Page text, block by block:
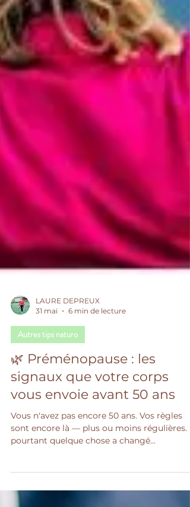
LAURE DEPREUX
31 mai
6 min de lecture
Autres tips naturo
🌿 Préménopause : les
signaux que votre corps
vous envoie avant 50 ans
Vous n'avez pas encore 50 ans. Vos règles